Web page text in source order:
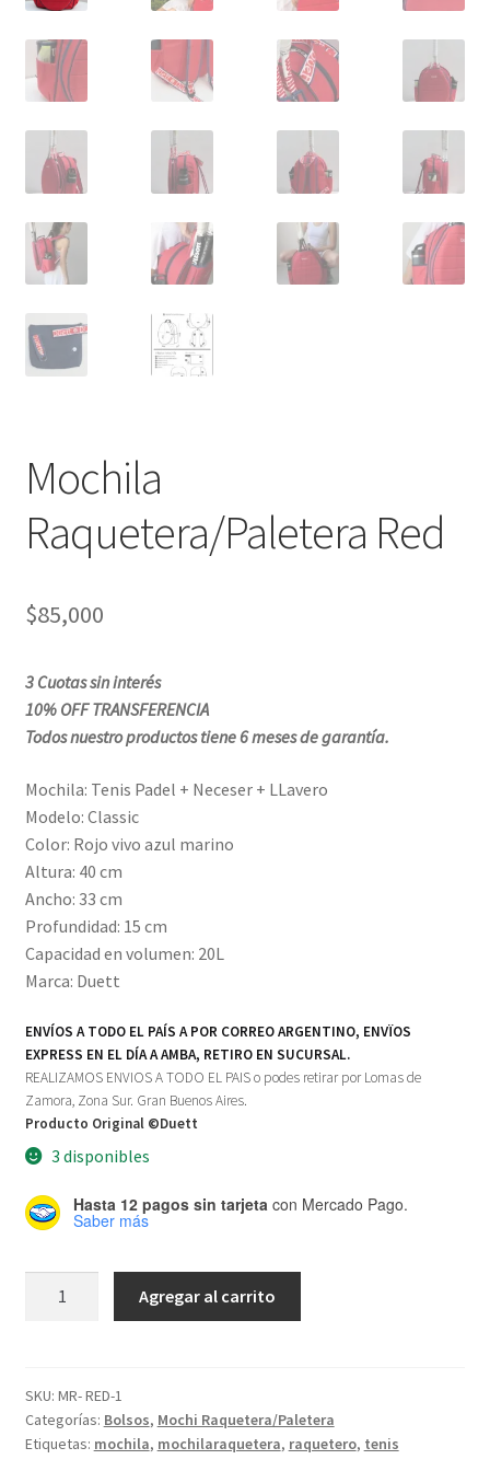
Mochila
Raquetera/Paletera Red
$85,000
3 Cuotas sin interés
10% OFF TRANSFERENCIA
Todos nuestro productos tiene 6 meses de garantía.
Mochila: Tenis Padel + Neceser + LLavero
Modelo: Classic
Color: Rojo vivo azul marino
Altura: 40 cm
Ancho: 33 cm
Profundidad: 15 cm
Capacidad en volumen: 20L
Marca: Duett
ENVÍOS A TODO EL PAÍS A POR CORREO ARGENTINO, ENVÏOS
EXPRESS EN EL DÍA A AMBA, RETIRO EN SUCURSAL.
REALIZAMOS ENVIOS A TODO EL PAIS o podes retirar por Lomas de
Zamora, Zona Sur. Gran Buenos Aires.
Producto Original ©Duett
3 disponibles
Hasta 12 pagos sin tarjeta con Mercado Pago.
Saber más
Raquetera/Paletera
Agregar al carrito
SKU: MR- RED-1
Categorías: Bolsos, Mochi Raquetera/Paletera
Etiquetas: mochila, mochilaraquetera, raquetero, tenis